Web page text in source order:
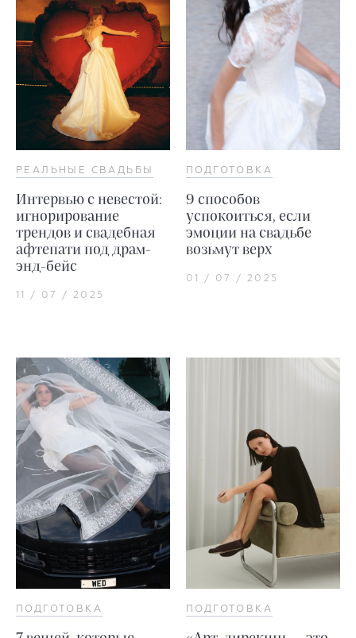
РЕАЛЬНЫЕ СВАДЬБЫ
Интервью с невестой:
игнорирование
трендов и свадебная
афтепати под драм-
энд-бейс
11 / 07 / 2025
ПОДГОТОВКА
9 способов
успокоиться, если
эмоции на свадьбе
возьмут верх
01 / 07 / 2025
ПОДГОТОВКА ПОДГОТОВКА